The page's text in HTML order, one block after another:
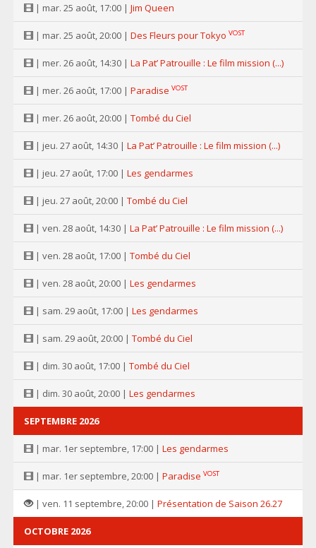
| mar. 25 août, 17:00 | Jim Queen
| mar. 25 août, 20:00 | Des Fleurs pour Tokyo VOST
| mer. 26 août, 14:30 | La Pat’ Patrouille : Le film mission (...)
| mer. 26 août, 17:00 | Paradise VOST
| mer. 26 août, 20:00 | Tombé du Ciel
| jeu. 27 août, 14:30 | La Pat’ Patrouille : Le film mission (...)
| jeu. 27 août, 17:00 | Les gendarmes
| jeu. 27 août, 20:00 | Tombé du Ciel
| ven. 28 août, 14:30 | La Pat’ Patrouille : Le film mission (...)
| ven. 28 août, 17:00 | Tombé du Ciel
| ven. 28 août, 20:00 | Les gendarmes
| sam. 29 août, 17:00 | Les gendarmes
| sam. 29 août, 20:00 | Tombé du Ciel
| dim. 30 août, 17:00 | Tombé du Ciel
| dim. 30 août, 20:00 | Les gendarmes
SEPTEMBRE 2026
| mar. 1er septembre, 17:00 | Les gendarmes
| mar. 1er septembre, 20:00 | Paradise VOST
| ven. 11 septembre, 20:00 | Présentation de Saison 26.27
OCTOBRE 2026